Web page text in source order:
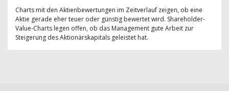
Charts mit den Aktienbewertungen im Zeitverlauf zeigen, ob eine
Aktie gerade eher teuer oder günstig bewertet wird. Shareholder-
Value-Charts legen offen, ob das Management gute Arbeit zur
Steigerung des Aktionärskapitals geleistet hat.